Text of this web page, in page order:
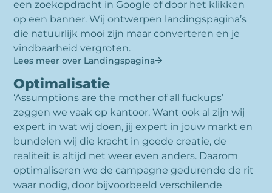
een zoekopdracht in Google of door het klikken
op een banner. Wij ontwerpen landingspagina’s
die natuurlijk mooi zijn maar converteren en je
vindbaarheid vergroten.
Lees meer over Landingspagina
Optimalisatie
‘Assumptions are the mother of all fuckups’
zeggen we vaak op kantoor. Want ook al zijn wij
expert in wat wij doen, jij expert in jouw markt en
bundelen wij die kracht in goede creatie, de
realiteit is altijd net weer even anders. Daarom
optimaliseren we de campagne gedurende de rit
waar nodig, door bijvoorbeeld verschilende